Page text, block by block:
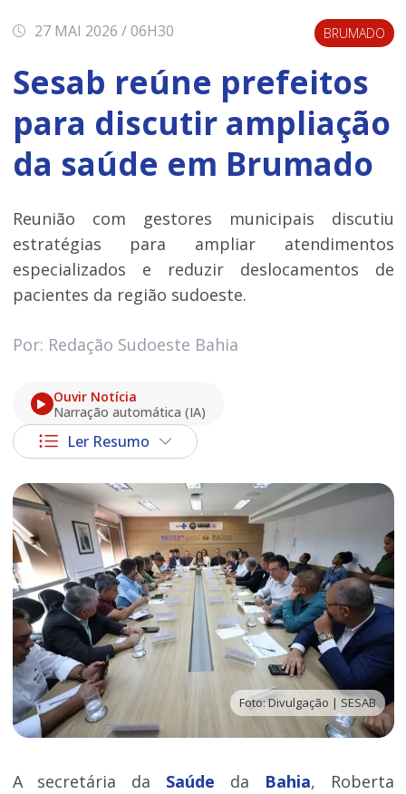
27 MAI 2026 / 06H30 BRUMADO
Sesab reúne prefeitos
para discutir ampliação
da saúde em Brumado
Reunião com gestores municipais discutiu
estratégias para ampliar atendimentos
especializados e reduzir deslocamentos de
pacientes da região sudoeste.
Por: Redação Sudoeste Bahia
Ouvir Notícia
Narração automática (IA)
Ler Resumo
Foto: Divulgação | SESAB
A secretária da Saúde da Bahia, Roberta